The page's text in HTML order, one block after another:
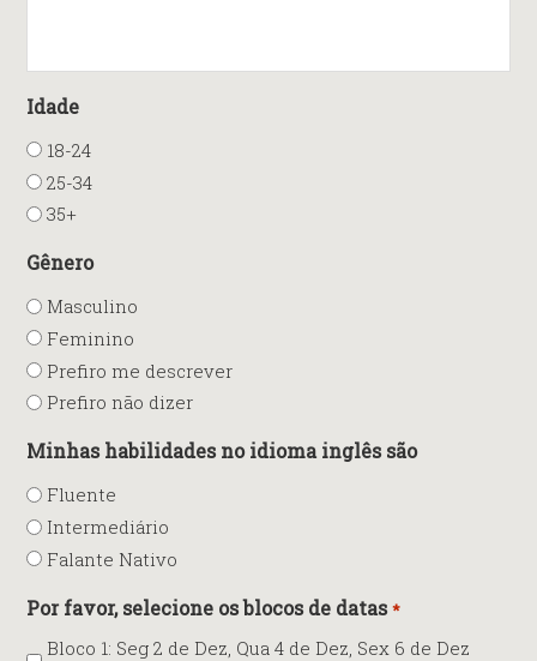
Idade
18-24
25-34
35+
Gênero
Masculino
Feminino
Prefiro me descrever
Prefiro não dizer
Minhas habilidades no idioma inglês são
Fluente
Intermediário
Falante Nativo
Por favor, selecione os blocos de datas *
Bloco 1: Seg 2 de Dez, Qua 4 de Dez, Sex 6 de Dez